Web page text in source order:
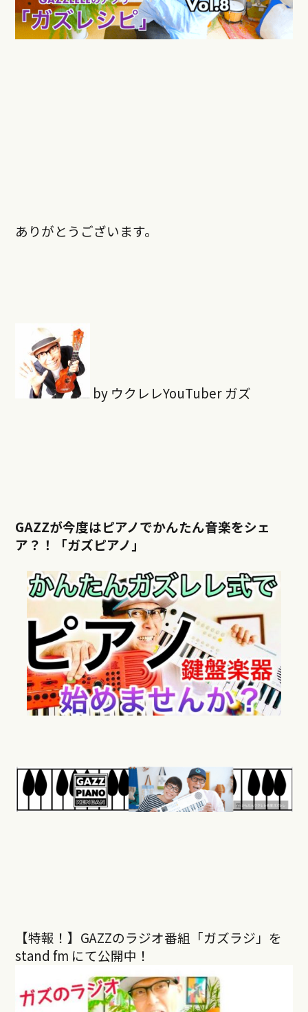
ありがとうございます。
by ウクレレYouTuber ガズ
GAZZが今度はピアノでかんたん音楽をシェ
ア？！「ガズピアノ」
【特報！】GAZZのラジオ番組「ガズラジ」を
stand fm にて公開中！